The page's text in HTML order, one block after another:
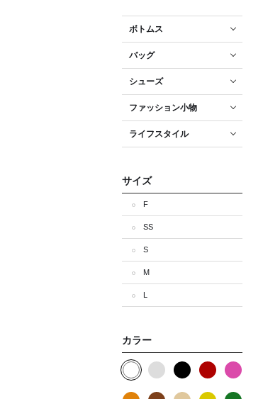
ボトムス
バッグ
シューズ
ファッション小物
ライフスタイル
サイズ
F
SS
S
M
L
カラー